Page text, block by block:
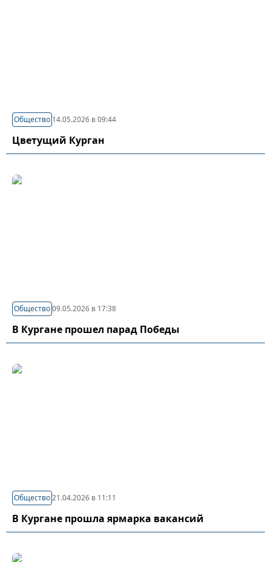
Общество 14.05.2026 в 09:44
Цветущий Курган
Общество09.05.2026 в 17:38
В Кургане прошел парад Победы
Общество21.04.2026 в 11:11
В Кургане прошла ярмарка вакансий